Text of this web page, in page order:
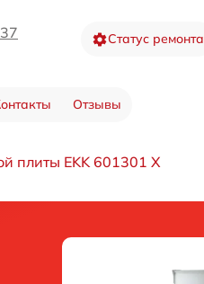
Статус ремонта
Отзывы
плиты EKK 601301 X